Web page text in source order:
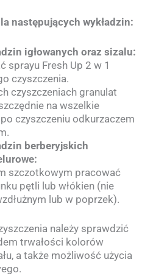
następujących wykładzin:
igłowanych oraz sizalu:
sprayu Fresh Up 2 w 1
czyszczenia.
czyszczeniach granulat
na wszelkie
czyszczeniu odkurzaczem
berberyjskich
szczotkowym pracować
pętli lub włókien (nie
lub w poprzek).
należy sprawdzić
trwałości kolorów
a także możliwość użycia